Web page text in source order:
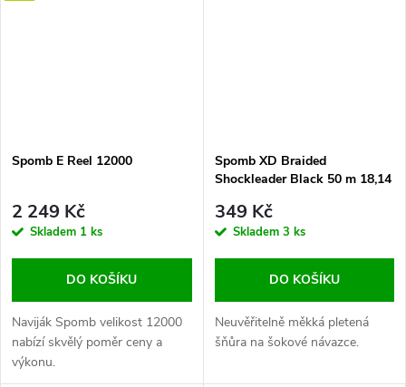
Spomb E Reel 12000
2 249 Kč
Skladem 1 ks
DO KOŠÍKU
Naviják Spomb velikost 12000
nabízí skvělý poměr ceny a
výkonu.
Spomb XD Braided
Shockleader Black 50 m 18,14
349 Kč
Skladem 3 ks
DO KOŠÍKU
Neuvěřitelně měkká pletená
šňůra na šokové návazce.